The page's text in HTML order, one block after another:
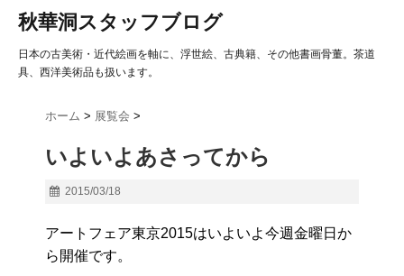
秋華洞スタッフブログ
日本の古美術・近代絵画を軸に、浮世絵、古典籍、その他書画骨董。茶道
具、西洋美術品も扱います。
ホーム > 展覧会 >
いよいよあさってから
2015/03/18
アートフェア東京2015はいよいよ今週金曜日か
ら開催です。